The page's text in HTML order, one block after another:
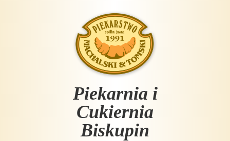
Piekarnia i
Cukiernia
Biskupin